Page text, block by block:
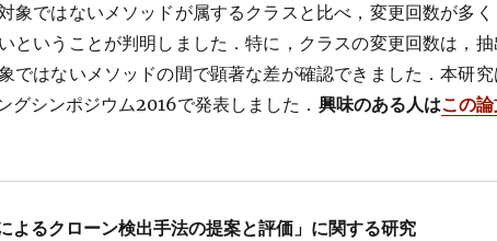
象ではないメソッドが属するクラスと比べ，変更回数が多く
ということが判明しました．特に，クラスの変更回数は，抽
ではないメソッドの間で顕著な差が確認できました．本研究
グシンポジウム2016で発表しました． 興味のある人はこの
よるクローン検出手法の提案と評価」に関する研究